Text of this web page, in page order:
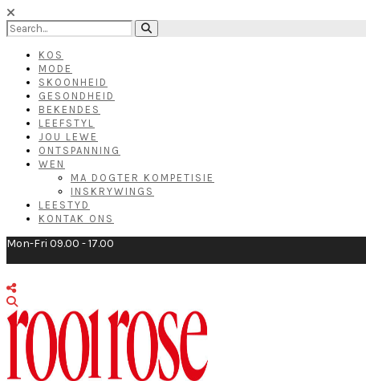
KOS
MODE
SKOONHEID
GESONDHEID
BEKENDES
LEEFSTYL
JOU LEWE
ONTSPANNING
WEN
MA DOGTER KOMPETISIE
INSKRYWINGS
LEESTYD
KONTAK ONS
Mon-Fri 09.00 - 17.00